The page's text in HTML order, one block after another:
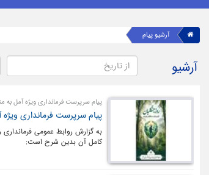
آرشیو پیام
آرشیو
پیام سرپرست فرمانداری ویژه آمل به
پیام سرپرست فرمانداری
به گزارش روابط عمومی
کامل آن بدین شرح است: